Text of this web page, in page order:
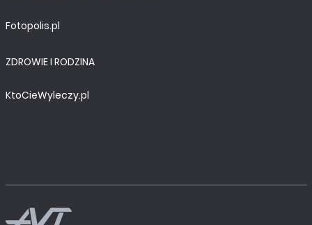
Fotopolis.pl
ZDROWIE I RODZINA
KtoCieWyleczy.pl